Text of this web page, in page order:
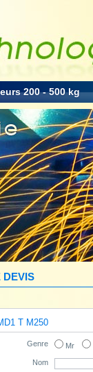
200 - 500 kg
DEVIS
T M250
Genre Mr
Nom